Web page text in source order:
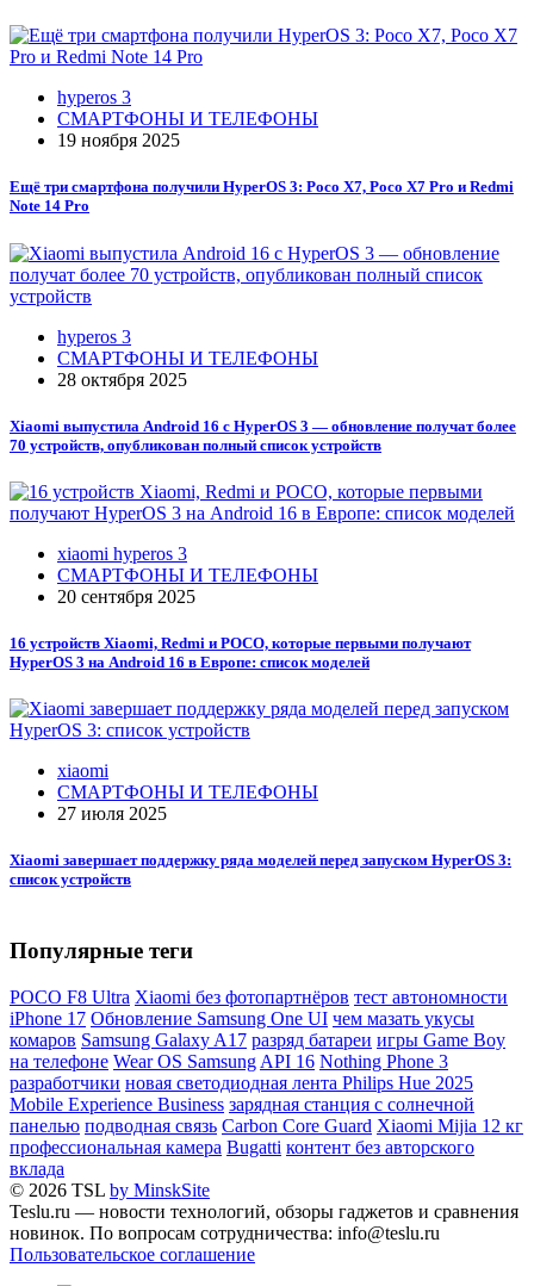
hyperos 3
СМАРТФОНЫ И ТЕЛЕФОНЫ
19 ноября 2025
Ещё три смартфона получили HyperOS 3: Poco X7, Poco X7 Pro и Redmi
Note 14 Pro
hyperos 3
СМАРТФОНЫ И ТЕЛЕФОНЫ
28 октября 2025
Xiaomi выпустила Android 16 с HyperOS 3 — обновление получат более
70 устройств, опубликован полный список устройств
xiaomi hyperos 3
СМАРТФОНЫ И ТЕЛЕФОНЫ
20 сентября 2025
16 устройств Xiaomi, Redmi и POCO, которые первыми получают
HyperOS 3 на Android 16 в Европе: список моделей
xiaomi
СМАРТФОНЫ И ТЕЛЕФОНЫ
27 июля 2025
Xiaomi завершает поддержку ряда моделей перед запуском HyperOS 3:
cписок устройств
Популярные теги
POCO F8 Ultra Xiaomi без фотопартнёров тест автономности
iPhone 17 Обновление Samsung One UI чем мазать укусы
комаров Samsung Galaxy A17 разряд батареи игры Game Boy
на телефоне Wear OS Samsung API 16 Nothing Phone 3
разработчики новая светодиодная лента Philips Hue 2025
Mobile Experience Business зарядная станция с солнечной
панелью подводная связь Carbon Core Guard Xiaomi Mijia 12 кг
профессиональная камера Bugatti контент без авторского
вклада
© 2026 TSL by MinskSite
Teslu.ru — новости технологий, обзоры гаджетов и сравнения
новинок. По вопросам сотрудничества: info@teslu.ru
Пользовательское соглашение